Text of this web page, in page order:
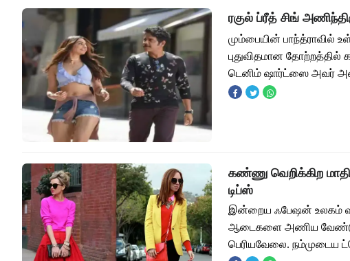
ரகுல் ப்ரீத் சிங்
மும்பையின் பாந்த்ராவில்
புதுவிதமான
டெனிம் ஷார்ட்ஸை அவர்
கண்ணு வெறிக்கிற
டிப்ஸ்
இன்றைய ஃபேஷன் உலகம்
ஆடைகளை அணிய
பெரியவேலை. நம்முடைய